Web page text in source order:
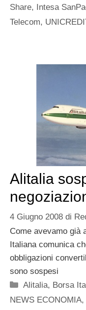
Share, Intesa
Telecom,
Alitalia
4 Giugno 2008 di
Come avevamo già
Italiana comunica
obbligazioni
sono sospesi
Categorie
Alitalia, Borsa
NEWS ECONOMIA,